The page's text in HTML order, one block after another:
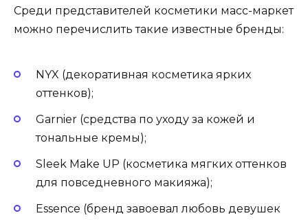
Среди представителей косметики масс-маркет
можно перечислить такие известные бренды:
NYX (декоративная косметика ярких
оттенков);
Garnier (средства по уходу за кожей и
тональные кремы);
Sleek Make UP (косметика мягких оттенков
для повседневного макияжа);
Essence (бренд завоевал любовь девушек